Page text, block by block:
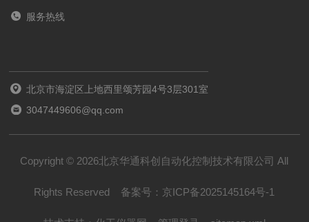
服务热线
北京市海淀区上地西里颂芳园4号3层301室
3047449606@qq.com
Copyright © 2026北京华通科创自动化控制技术有限公司 All
Rights Reserved 备案号： 京ICP备2025145164号-1